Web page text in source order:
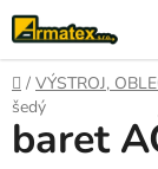
Přejít
na
obsah
Domů
/ VÝSTROJ,
šedý
baret